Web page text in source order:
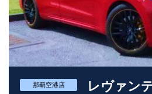
“ただの移動”ではなく、“感動の体験”
て、あなたの物語に寄り添います。 この一台に乗ることで、あな
たの一日が、あなたの人生が、より
体験を、ぜひユニバースレンタカーで
那覇空港店 レヴァン